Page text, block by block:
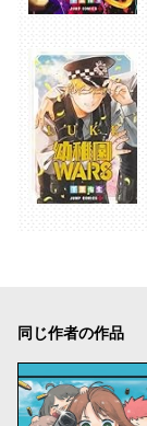
同じ作者の作品